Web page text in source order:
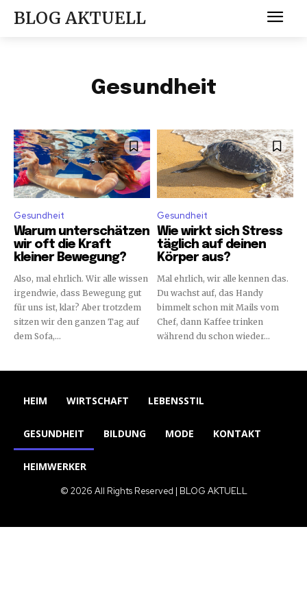
BLOG AKTUELL
Gesundheit
Gesundheit
Warum unterschätzen
wir oft die Kraft
kleiner Bewegung?
Also, mal ehrlich. Wir alle wissen
irgendwie, dass Bewegung gut
für uns ist, klar? Aber trotzdem
sitzen wir den ganzen Tag auf
dem Sofa,...
Gesundheit
Wie wirkt sich Stress
täglich auf deinen
Körper aus?
Mal ehrlich, wir alle kennen das.
Du wachst auf, das Handy
bimmelt schon mit Mails vom
Chef, dann Kaffee trinken
während du schon wieder...
HEIM WIRTSCHAFT LEBENSSTIL
GESUNDHEIT BILDUNG MODE KONTAKT
HEIMWERKER
© 2026 All Rights Reserved | BLOG AKTUELL